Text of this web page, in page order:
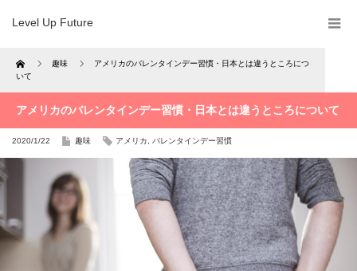
Level Up Future
Home 趣味
アメリカのバレンタインデー習慣・日本とは違うところにつ
いて
アメリカのバレンタインデー習慣・日本とは違うところについて
2020/1/22 趣味 アメリカ バレンタインデー習慣